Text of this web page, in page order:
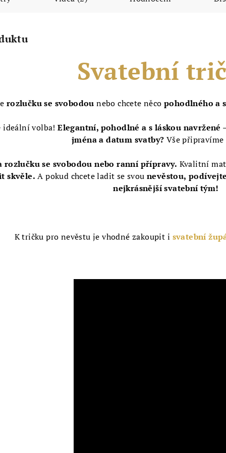
Svatební
rozlučku se svobodou nebo chcete něco pohodlného a
ideální volba!Elegantní, pohodlné a s láskou navržené
jména a datum svatby? Vše připravíme
rozlučku se svobodou nebo ranní přípravy. Kvalitní
skvěle. A pokud chcete ladit se svou nevěstou,
nejkrásnější svatební tým!
K tričku pro nevěstu je vhodné zakoupit i svatební